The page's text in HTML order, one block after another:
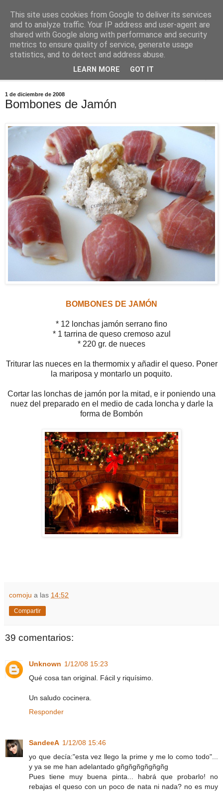
Comoju
La Cocina del Día a Día y el día a día de la Gastronomía
1 de diciembre de 2008
Bombones de Jamón
BOMBONES DE JAMÓN
* 12 lonchas jamón serrano fino
* 1 tarrina de queso cremoso azul
* 220 gr. de nueces
Triturar las nueces en la thermomix y añadir el queso. Poner
la mariposa y montarlo un poquito.
Cortar las lonchas de jamón por la mitad, e ir poniendo una
nuez del preparado en el medio de cada loncha y darle la
forma de Bombón
comoju a las 14:52
Compartir
39 comentarios:
Unknown 1/12/08 15:23
Qué cosa tan original. Fácil y riquísimo.
Un saludo cocinera.
Responder
SandeeA 1/12/08 15:46
yo que decía:"esta vez llego la prime y me lo como todo"...
y ya se me han adelantado gñgñgñgñgñgñg
Pues tiene muy buena pinta... habrá que probarlo! no
rebajas el queso con un poco de nata ni nada? no es muy
This site uses cookies from Google to deliver its services
and to analyze traffic. Your IP address and user-agent are
shared with Google along with performance and security
metrics to ensure quality of service, generate usage
statistics, and to detect and address abuse.
LEARN MORE GOT IT